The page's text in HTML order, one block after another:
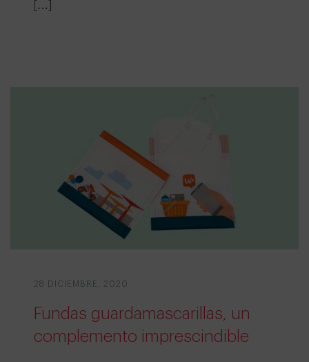
[…]
28 DICIEMBRE, 2020
Fundas guardamascarillas, un
complemento imprescindible